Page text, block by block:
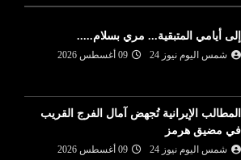
إلى أيامي المتبقية... مري بسلام.....
شمس اليوم نيوز 24 09 أغسطس 2026
المطالب الإيرانية تُجهض آمال الفرج القريب
في مضيق هرمز
شمس اليوم نيوز 24 09 أغسطس 2026